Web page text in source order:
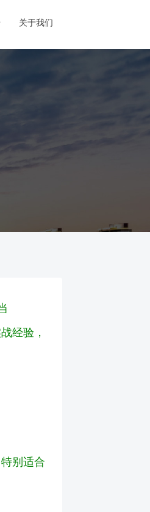
关于我们
经验，
别适合